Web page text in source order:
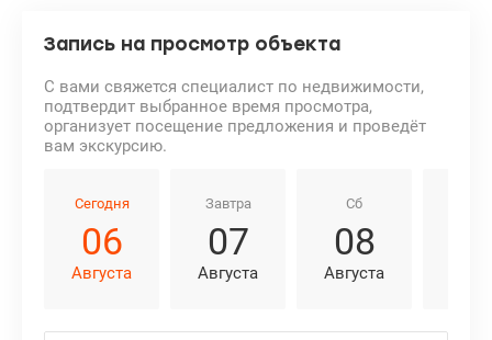
Запись на просмотр объекта
С вами свяжется специалист по недвижимости,
подтвердит выбранное время просмотра,
организует посещение предложения и проведёт
вам экскурсию.
Сегодня
06
Августа
Завтра
07
Августа
Сб
08
Августа